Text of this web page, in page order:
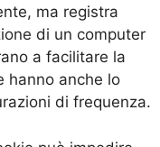
ma registra
di un computer
a facilitare la
hanno anche lo
di frequenza.